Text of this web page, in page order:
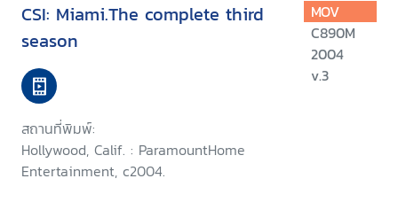
CSI: Miami.The complete third
season
สถานที่พิมพ์:
Hollywood, Calif. : ParamountHome
Entertainment, c2004.
MOV
C890M
2004
v.3